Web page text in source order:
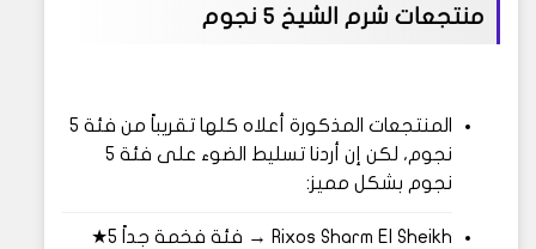
منتجعات شرم الشيخ 5 نجوم
المنتجعات المذكورة أعلاه كلها تقريباً من فئة 5
نجوم، لكن إن أردنا تسليط الضوء على فئة 5
نجوم بشكل مميز:
Rixos Sharm El Sheikh → فئة فخمة جداً 5★